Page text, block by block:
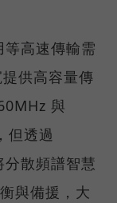
高速傳輸需
供高容量傳
與
但透過
散頻譜智慧
與備援，大